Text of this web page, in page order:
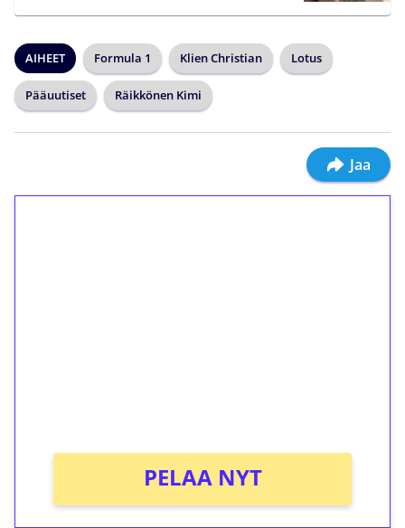
AIHEET Formula 1 Klien Christian Lotus
Pääuutiset Räikkönen Kimi
Jaa
PELAA NYT